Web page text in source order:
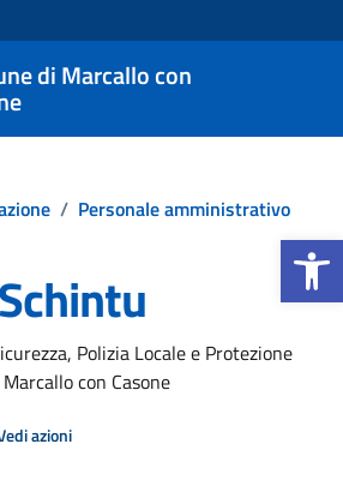
Apri la
di Marcallo con
/ Personale amministrativo
Polizia Locale e Protezione
con Casone
azioni